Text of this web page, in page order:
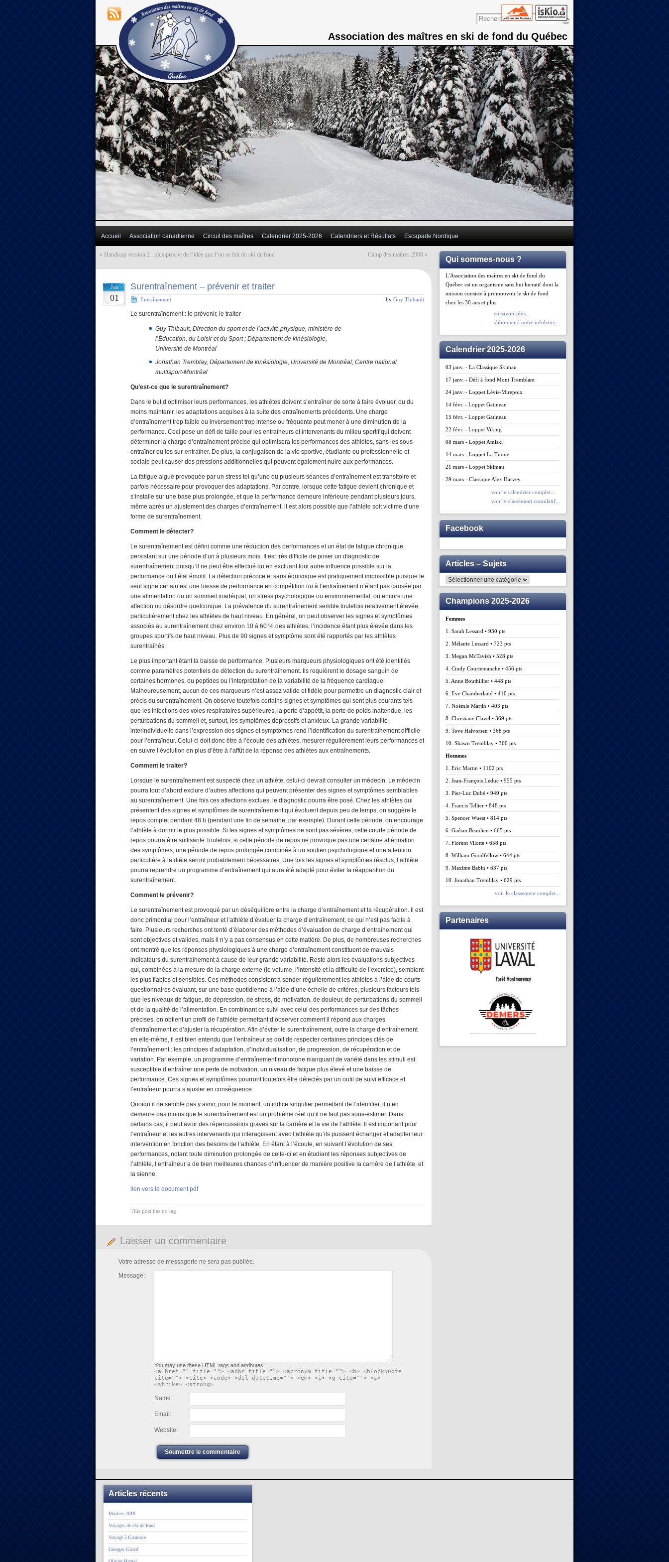
Association des maîtres en ski de fond du Québec
Accueil Association canadienne Circuit des maîtres Calendrier 2025-2026 Calendriers et Résultats Escapade Nordique
« Handicap version 2 : plus proche de l’idée que l’on se fait du ski de fond Camp des maîtres 2008 »
Jan
01
Surentraînement – prévenir et traiter
Entraînement by Guy Thibault
Le surentraînement : le prévenir, le traiter
Guy Thibault, Direction du sport et de l’activité physique, ministère de
l’Éducation, du Loisir et du Sport ; Département de kinésiologie,
Université de Montréal
Jonathan Tremblay, Département de kinésiologie, Université de Montréal; Centre national
multisport-Montréal
Qu’est-ce que le surentraînement?
Dans le but d’optimiser leurs performances, les athlètes doivent s’entraîner de sorte à faire évoluer, ou du
moins maintenir, les adaptations acquises à la suite des entraînements précédents. Une charge
d’entraînement trop faible ou inversement trop intense ou fréquente peut mener à une diminution de la
performance. Ceci pose un défi de taille pour les entraîneurs et intervenants du milieu sportif qui doivent
déterminer la charge d’entraînement précise qui optimisera les performances des athlètes, sans les sous-
entraîner ou les sur-entraîner. De plus, la conjugaison de la vie sportive, étudiante ou professionnelle et
sociale peut causer des pressions additionnelles qui peuvent également nuire aux performances.
La fatigue aiguë provoquée par un stress tel qu’une ou plusieurs séances d’entraînement est transitoire et
parfois nécessaire pour provoquer des adaptations. Par contre, lorsque cette fatigue devient chronique et
s’installe sur une base plus prolongée, et que la performance demeure inférieure pendant plusieurs jours,
même après un ajustement des charges d’entraînement, il est alors possible que l’athlète soit victime d’une
forme de surentraînement.
Comment le détecter?
Le surentraînement est défini comme une réduction des performances et un état de fatigue chronique
persistant sur une période d’un à plusieurs mois. Il est très difficile de poser un diagnostic de
surentraînement puisqu’il ne peut être effectué qu’en excluant tout autre influence possible sur la
performance ou l’état émotif. La détection précoce et sans équivoque est pratiquement impossible puisque le
seul signe certain est une baisse de performance en compétition ou à l’entraînement n’étant pas causée par
une alimentation ou un sommeil inadéquat, un stress psychologique ou environnemental, ou encore une
affection ou désordre quelconque. La prévalence du surentraînement semble toutefois relativement élevée,
particulièrement chez les athlètes de haut niveau. En général, on peut observer les signes et symptômes
associés au surentraînement chez environ 10 à 60 % des athlètes, l’incidence étant plus élevée dans les
groupes sportifs de haut niveau. Plus de 90 signes et symptôme sont été rapportés par les athlètes
surentraînés.
Le plus important étant la baisse de performance. Plusieurs marqueurs physiologiques ont été identifiés
comme paramètres potentiels de détection du surentraînement. Ils requièrent le dosage sanguin de
certaines hormones, ou peptides ou l’interprétation de la variabilité de la fréquence cardiaque.
Malheureusement, aucun de ces marqueurs n’est assez valide et fidèle pour permettre un diagnostic clair et
précis du surentraînement. On observe toutefois certains signes et symptômes qui sont plus courants tels
que les infections des voies respiratoires supérieures, la perte d’appétit, la perte de poids inattendue, les
perturbations du sommeil et, surtout, les symptômes dépressifs et anxieux. La grande variabilité
interindividuelle dans l’expression des signes et symptômes rend l’identification du surentraînement difficile
pour l’entraîneur. Celui-ci doit donc être à l’écoute des athlètes, mesurer régulièrement leurs performances et
en suivre l’évolution en plus d’être à l’affût de la réponse des athlètes aux entraînements.
Comment le traiter?
Lorsque le surentraînement est suspecté chez un athlète, celui-ci devrait consulter un médecin. Le médecin
pourra tout d’abord exclure d’autres affections qui peuvent présenter des signes et symptômes semblables
au surentraînement. Une fois ces affections exclues, le diagnostic pourra être posé. Chez les athlètes qui
présentent des signes et symptômes de surentraînement qui évoluent depuis peu de temps, on suggère le
repos complet pendant 48 h (pendant une fin de semaine, par exemple). Durant cette période, on encourage
l’athlète à dormir le plus possible. Si les signes et symptômes ne sont pas sévères, cette courte période de
repos pourra être suffisante.Toutefois, si cette période de repos ne provoque pas une certaine atténuation
des symptômes, une période de repos prolongée combinée à un soutien psychologique et une attention
particulière à la diète seront probablement nécessaires. Une fois les signes et symptômes résolus, l’athlète
pourra reprendre un programme d’entraînement qui aura été adapté pour éviter la réapparition du
surentraînement.
Comment le prévenir?
Le surentraînement est provoqué par un déséquilibre entre la charge d’entraînement et la récupération. Il est
donc primordial pour l’entraîneur et l’athlète d’évaluer la charge d’entraînement, ce qui n’est pas facile à
faire. Plusieurs recherches ont tenté d’élaborer des méthodes d’évaluation de charge d’entraînement qui
sont objectives et valides, mais il n’y a pas consensus en cette matière. De plus, de nombreuses recherches
ont montré que les réponses physiologiques à une charge d’entraînement constituent de mauvais
indicateurs du surentraînement à cause de leur grande variabilité. Reste alors les évaluations subjectives
qui, combinées à la mesure de la charge externe (le volume, l’intensité et la difficulté de l’exercice), semblent
les plus fiables et sensibles. Ces méthodes consistent à sonder régulièrement les athlètes à l’aide de courts
questionnaires évaluant, sur une base quotidienne à l’aide d’une échelle de critères, plusieurs facteurs tels
que les niveaux de fatigue, de dépression, de stress, de motivation, de douleur, de perturbations du sommeil
et de la qualité de l’alimentation. En combinant ce suivi avec celui des performances sur des tâches
précises, on obtient un profil de l’athlète permettant d’observer comment il répond aux charges
d’entraînement et d’ajuster la récupération. Afin d’éviter le surentraînement, outre la charge d’entraînement
en elle-même, il est bien entendu que l’entraîneur se doit de respecter certaines principes clés de
l’entraînement : les principes d’adaptation, d’individualisation, de progression, de récupération et de
variation. Par exemple, un programme d’entraînement monotone manquant de variété dans les stimuli est
susceptible d’entraîner une perte de motivation, un niveau de fatigue plus élevé et une baisse de
performance. Ces signes et symptômes pourront toutefois être détectés par un outil de suivi efficace et
l’entraîneur pourra s’ajuster en conséquence.
Quoiqu’il ne semble pas y avoir, pour le moment, un indice singulier permettant de l’identifier, il n’en
demeure pas moins que le surentraînement est un problème réel qu’il ne faut pas sous-estimer. Dans
certains cas, il peut avoir des répercussions graves sur la carrière et la vie de l’athlète. Il est important pour
l’entraîneur et les autres intervenants qui interagissent avec l’athlète qu’ils puissent échanger et adapter leur
intervention en fonction des besoins de l’athlète. En étant à l’écoute, en suivant l’évolution de ses
performances, notant toute diminution prolongée de celle-ci et en étudiant les réponses subjectives de
l’athlète, l’entraîneur a de bien meilleures chances d’influencer de manière positive la carrière de l’athlète, et
la sienne.
lien vers le document pdf
This post has no tag
Laisser un commentaire
Votre adresse de messagerie ne sera pas publiée.
Message:
You may use these HTML tags and attributes:
<a href="" title=""> <abbr title=""> <acronym title=""> <b> <blockquote
cite=""> <cite> <code> <del datetime=""> <em> <i> <q cite=""> <s>
<strike> <strong>
Name:
Email:
Website:
Soumettre le commentaire
Qui sommes-nous ?
L'Association des maîtres en ski de fond du
Québec est un organisme sans but lucratif dont la
mission consiste à promouvoir le ski de fond
chez les 30 ans et plus.
en savoir plus...
s'abonner à notre infolettre...
Calendrier 2025-2026
03 janv. - La Classique Skimau
17 janv. - Défi à fond Mont Tremblant
24 janv. - Loppet Lévis-Mirepoix
14 févr. - Loppet Gatineau
15 févr. - Loppet Gatineau
22 févr. - Loppet Viking
08 mars - Loppet Amiski
14 mars - Loppet La Tuque
21 mars - Loppet Skimau
29 mars - Classique Alex Harvey
voir le calendrier complet...
voir le classement cumulatif...
Facebook
Articles – Sujets
Articles
–
Sujets
Champions 2025-2026
Femmes
1. Sarah Lessard • 930 pts
2. Mélanie Lessard • 723 pts
3. Megan McTavish • 528 pts
4. Cindy Courtemanche • 456 pts
5. Anne Bouthillier • 448 pts
6. Eve Chamberland • 410 pts
7. Noémie Martin • 403 pts
8. Christiane Clavel • 369 pts
9. Tove Halvorsen • 368 pts
10. Shawn Tremblay • 360 pts
Hommes
1. Eric Martin • 1102 pts
2. Jean-François Leduc • 955 pts
3. Pier-Luc Dubé • 949 pts
4. Francis Tellier • 848 pts
5. Spencer Wuest • 814 pts
6. Gaétan Beaulieu • 665 pts
7. Florent Vilotte • 658 pts
8. William Goodfellow • 644 pts
9. Maxime Babin • 637 pts
10. Jonathan Tremblay • 629 pts
voir le classement complet...
Partenaires
Articles récents
Masters 2018
Voyages de ski de fond
Voyage à Canmore
Georges Girard